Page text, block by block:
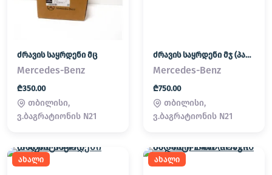
ძრავის საყრდენი მც
Mercedes-Benz
₾350.00
თბილისი,
ვ.ბაგრატიონის N21
ძრავის საყრდენი მჯ (პადმატორნი)
Mercedes-Benz
₾750.00
თბილისი,
ვ.ბაგრატიონის N21
ახალი ახალი